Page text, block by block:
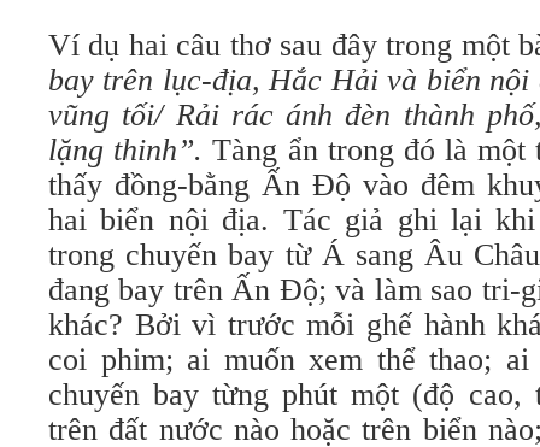
Ví dụ hai câu thơ sau đây trong một
bay trên lục-địa, Hắc Hải và biển nội
vũng tối/ Rải rác ánh đèn thành
lặng thinh”.Tàng ẩn trong đó là
thấy đồng-bằng Ấn Độ vào đêm
hai biển nội địa. Tác giả ghi lại
trong chuyến bay từ Á sang Âu
đang bay trên Ấn Độ; và làm sao tri-
khác? Bởi vì trước mỗi ghế hành
coi phim; ai muốn xem thể thao; ai
chuyến bay từng phút một (độ cao,
trên đất nước nào hoặc trên biển